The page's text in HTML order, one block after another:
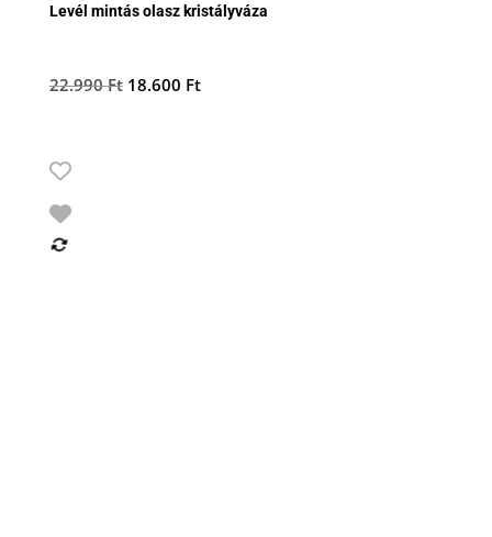
Levél mintás olasz kristályváza
22.990Ft Original
18.600 FtCurrent